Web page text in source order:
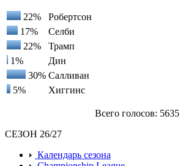
22%
Робертсон
17%
Селби
22%
Трамп
1%
Дин
30% Салливан
5%
Хиггинс
Всего голосов: 5635
СЕЗОН 26/27
Календарь сезона